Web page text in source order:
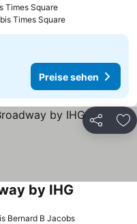
Times Square
Times Square
Preise sehen
Teilen
by IHG
Bernard B Jacobs